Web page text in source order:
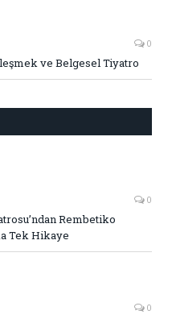
0
ve Belgesel Tiyatro
0
Rembetiko
Tek Hikaye
0